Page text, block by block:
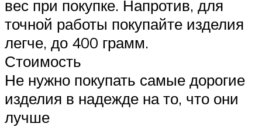
вес при покупке. Напротив, для
точной работы покупайте изделия
легче, до 400 грамм.
Стоимость
Не нужно покупать самые дорогие
изделия в надежде на то, что они
лучше